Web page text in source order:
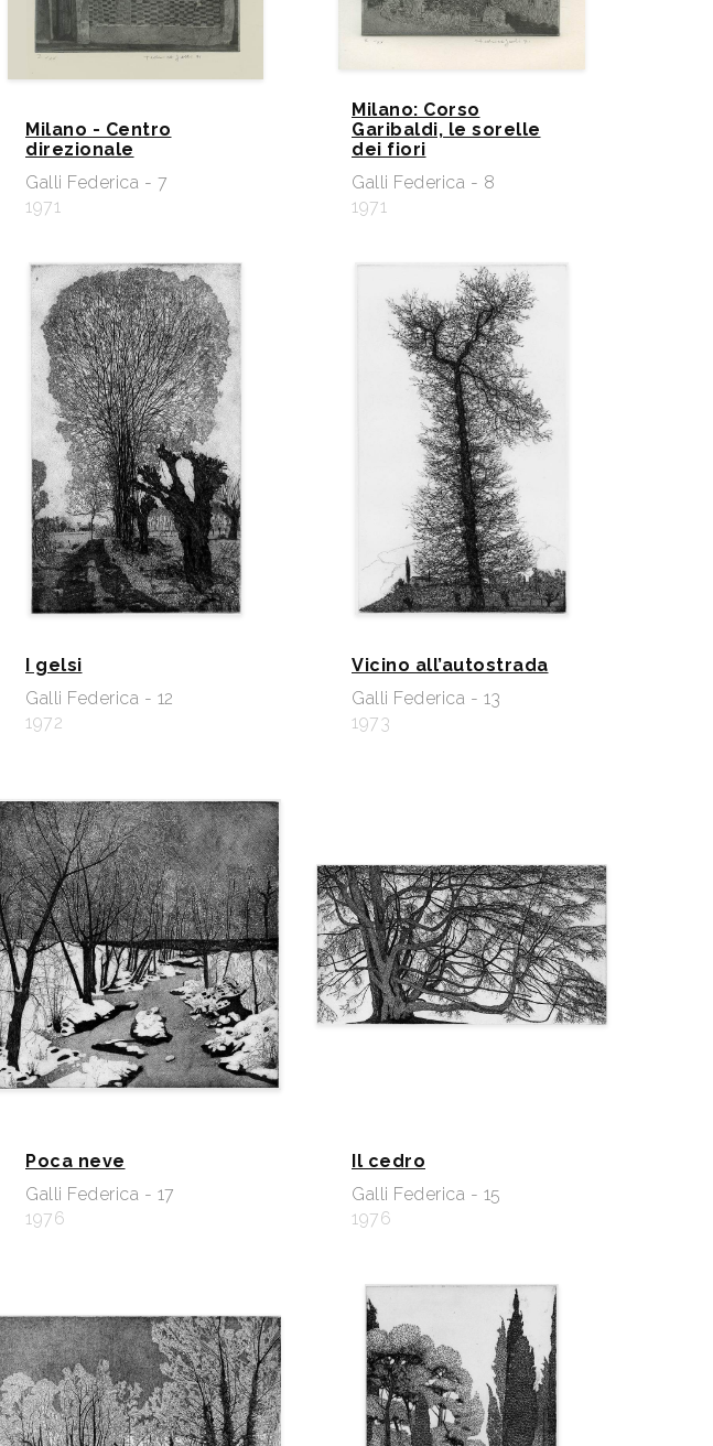
Milano - Centro
direzionale
Galli Federica - 7
1971
Milano: Corso
Garibaldi, le sorelle
dei fiori
Galli Federica - 8
1971
I gelsi
Galli Federica - 12
1972
Vicino all’autostrada
Galli Federica - 13
1973
Poca neve
Galli Federica - 17
1976
Il cedro
Galli Federica - 15
1976